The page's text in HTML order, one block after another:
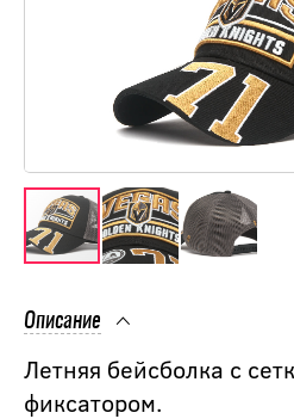
Описание
Летняя бейсболка с
фиксатором.